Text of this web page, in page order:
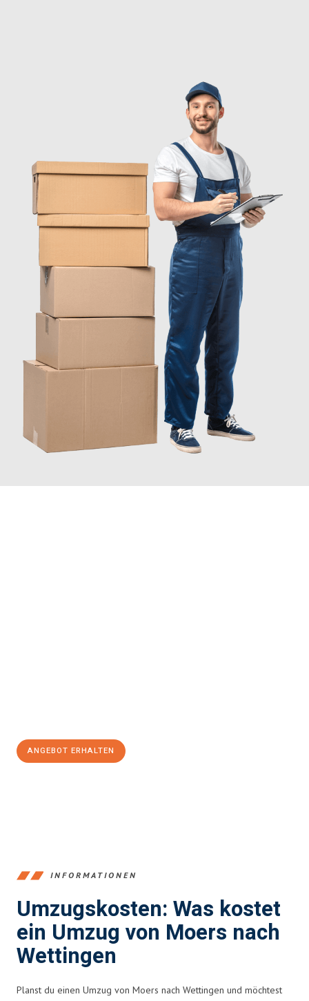
ANGEBOT ERHALTEN
INFORMATIONEN
Umzugskosten: Was kostet
ein Umzug von Moers nach
Wettingen
Planst du einen Umzug von Moers nach Wettingen und möchtest